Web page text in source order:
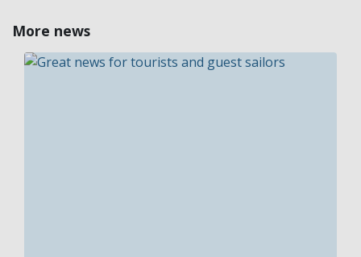
More news